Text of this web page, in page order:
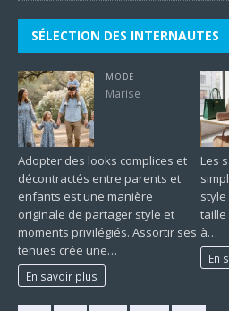
SÉLECTION DES INTERNAUTES
MODE
Marise
Adopter des looks complices et
décontractés entre parents et
enfants est une manière
originale de partager style et
moments privilégiés. Assortir ses
tenues crée une…
En savoir plus
Les
taille
à…
En